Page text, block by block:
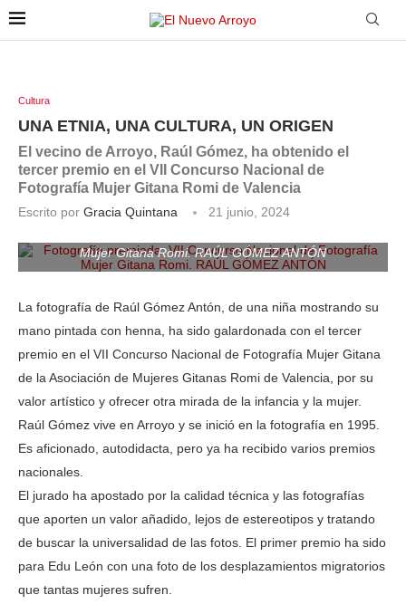
Cultura
UNA ETNIA, UNA CULTURA, UN ORIGEN
El vecino de Arroyo, Raúl Gómez, ha obtenido el
tercer premio en el VII Concurso Nacional de
Fotografía Mujer Gitana Romi de Valencia
Escrito por Gracia Quintana
21 junio, 2024
Mujer Gitana Romi. RAÚL GÓMEZ ANTÓN
La fotografía de Raúl Gómez Antón, de una niña mostrando su
mano pintada con henna, ha sido galardonada con el tercer
premio en el VII Concurso Nacional de Fotografía Mujer Gitana
de la Asociación de Mujeres Gitanas Romi de Valencia, por su
valor artístico y ofrecer otra mirada de la infancia y la mujer.
Raúl Gómez vive en Arroyo y se inició en la fotografía en 1995.
Es aficionado, autodidacta, pero ya ha recibido varios premios
nacionales.
El jurado ha apostado por la calidad técnica y las fotografías
que aporten un valor añadido, lejos de estereotipos y tratando
de buscar la universalidad de las fotos. El primer premio ha sido
para Edu León con una foto de los desplazamientos migratorios
que tantas mujeres sufren.